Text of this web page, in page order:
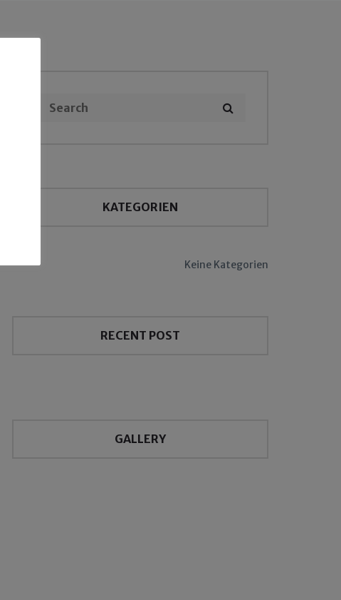
KATEGORIEN
Keine Kategorien
RECENT POST
GALLERY